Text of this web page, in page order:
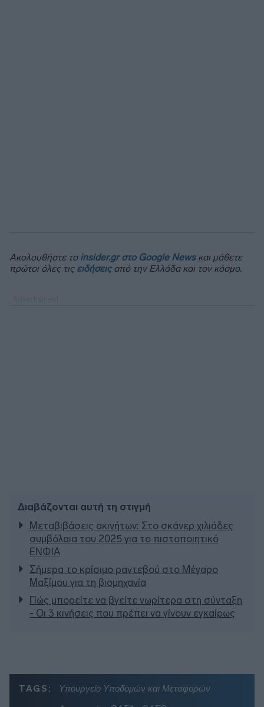
Ακολουθήστε το insider.gr στο Google Newsκαι μάθετε
πρώτοι όλες τις ειδήσειςαπό την Ελλάδα και τον κόσμο.
Διαβάζονται αυτή τη στιγμή
Μεταβιβάσεις ακινήτων: Στο σκάνερ χιλιάδες
συμβόλαια του 2025 για το πιστοποιητικό
ΕΝΦΙΑ
Σήμερα το κρίσιμο ραντεβού στο Μέγαρο
Μαξίμου για τη βιομηχανία
Πώς μπορείτε να βγείτε νωρίτερα στη σύνταξη
- Οι 3 κινήσεις που πρέπει να γίνουν εγκαίρως
TAGS:
Υπουργείο Υποδομών και Μεταφορών